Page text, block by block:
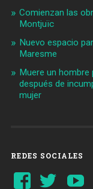
Comienzan las
Montjuïc
Nuevo espacio
Maresme
Muere un hombre
después de
mujer
REDES SOCIALES
Ver
perfil
Ver
perfil